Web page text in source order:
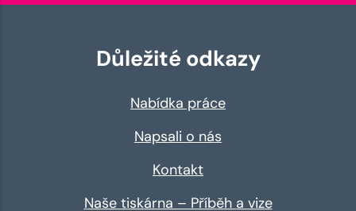
Důležité odkazy
Nabídka práce
Napsali o nás
Kontakt
Naše tiskárna – Příběh a vize